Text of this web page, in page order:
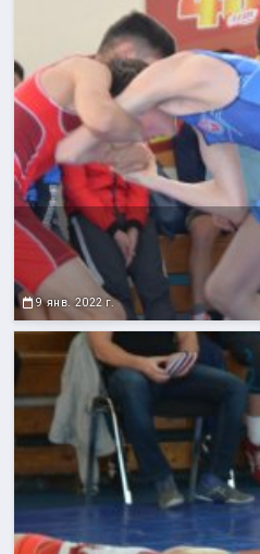
9 янв. 2022 г.